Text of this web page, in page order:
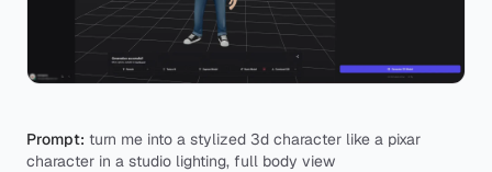
Prompt: turn me into a stylized 3d character like a pixar
character in a studio lighting, full body view